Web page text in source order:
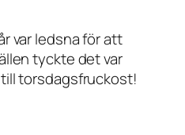
var ledsna för att
tyckte det var
torsdagsfruckost!